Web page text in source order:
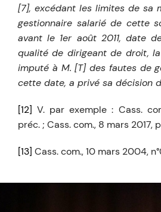
[7], excédant les limites de sa
gestionnaire salarié de cette
avant le 1er août 2011, date
qualité de dirigeant de droit,
imputé à M. [T] des fautes de
cette date, a privé sa décision
[12] V. par exemple : Cass.
préc. ; Cass. com., 8 mars 2017,
[13] Cass. com., 10 mars 2004,